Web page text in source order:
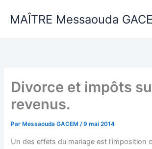
MAÎTRE Messaouda
Divorce et impôts
revenus.
Par Messaouda GACEM/9 mai 2014
Un des effets du mariage est l’imposition